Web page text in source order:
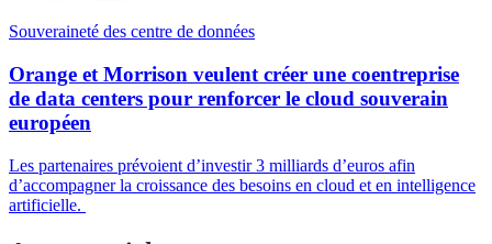
Souveraineté des centre de données
Orange et Morrison veulent créer une coentreprise
de data centers pour renforcer le cloud souverain
européen
Les partenaires prévoient d’investir 3 milliards d’euros afin
d’accompagner la croissance des besoins en cloud et en intelligence
artificielle.